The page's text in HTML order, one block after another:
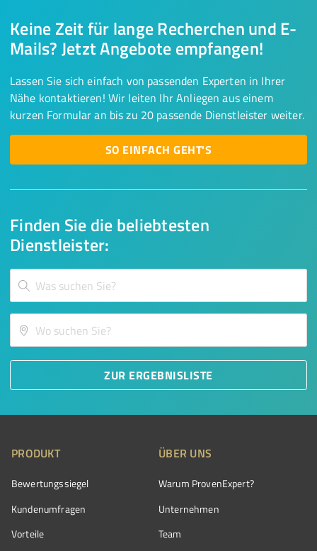
Finden Sie die beliebtesten
Dienstleister:
ZUR ERGEBNISLISTE
Keine Zeit für lange Recherchen und E-
Mails? Jetzt Angebote empfangen!
Lassen Sie sich einfach von passenden Experten in Ihrer
Nähe kontaktieren! Wir leiten Ihr Anliegen aus einem
kurzen Formular an bis zu 20 passende Dienstleister weiter.
SO EINFACH GEHT'S
PRODUKT
Bewertungssiegel
Kundenumfragen
Vorteile
ÜBER UNS
Warum ProvenExpert?
Unternehmen
Team